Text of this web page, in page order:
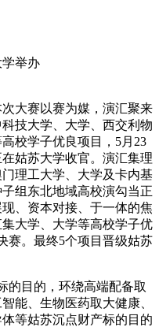
举办
大赛以赛为媒，演汇聚来
技大学、大学、西交利物
校学子优良项目，5月23
姑苏大学收官。演汇集理
理工大学、大学及卡内基
组东北地域高校演勾当正
、资本对接、于一体的焦
大学、大学等高校学子优
赛。最终5个项目晋级姑苏
目的，环绕高端配备取
能、生物医药取大健康、
等姑苏沉点财产标的目的